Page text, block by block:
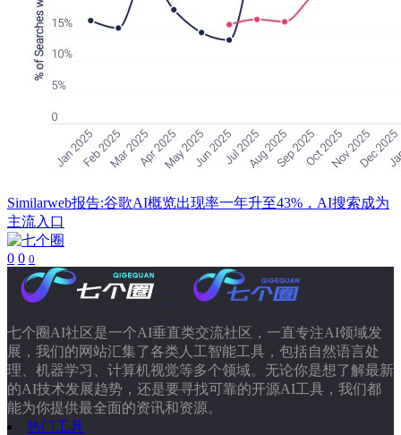
Similarweb报告:谷歌AI概览出现率一年升至43%，AI搜索成为
主流入口
0 0 0
七个圈AI社区是一个AI垂直类交流社区，一直专注AI领域发
展，我们的网站汇集了各类人工智能工具，包括自然语言处
理、机器学习、计算机视觉等多个领域。无论你是想了解最新
的AI技术发展趋势，还是要寻找可靠的开源AI工具，我们都
能为你提供最全面的资讯和资源。
热门工具